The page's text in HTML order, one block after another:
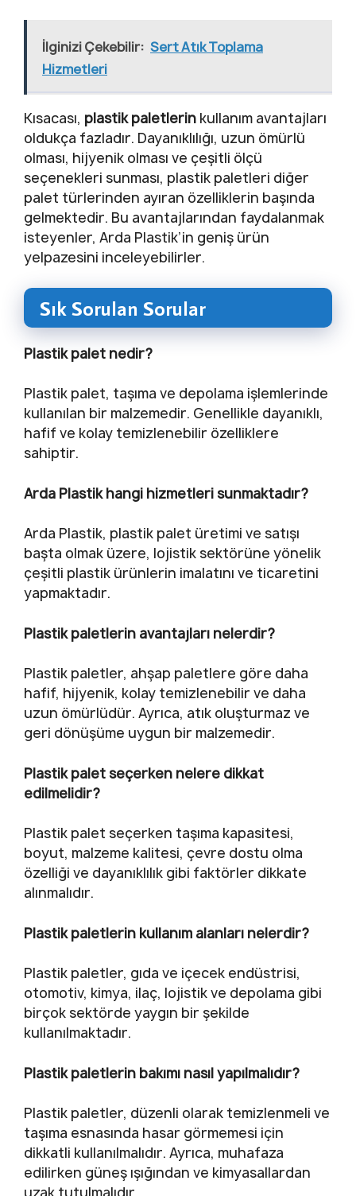
İlginizi Çekebilir: Sert Atık Toplama
Hizmetleri
Kısacası, plastik paletlerin kullanım avantajları
oldukça fazladır. Dayanıklılığı, uzun ömürlü
olması, hijyenik olması ve çeşitli ölçü
seçenekleri sunması, plastik paletleri diğer
palet türlerinden ayıran özelliklerin başında
gelmektedir. Bu avantajlarından faydalanmak
isteyenler, Arda Plastik’in geniş ürün
yelpazesini inceleyebilirler.
Sık Sorulan Sorular
Plastik palet nedir?
Plastik palet, taşıma ve depolama işlemlerinde
kullanılan bir malzemedir. Genellikle dayanıklı,
hafif ve kolay temizlenebilir özelliklere
sahiptir.
Arda Plastik hangi hizmetleri sunmaktadır?
Arda Plastik, plastik palet üretimi ve satışı
başta olmak üzere, lojistik sektörüne yönelik
çeşitli plastik ürünlerin imalatını ve ticaretini
yapmaktadır.
Plastik paletlerin avantajları nelerdir?
Plastik paletler, ahşap paletlere göre daha
hafif, hijyenik, kolay temizlenebilir ve daha
uzun ömürlüdür. Ayrıca, atık oluşturmaz ve
geri dönüşüme uygun bir malzemedir.
Plastik palet seçerken nelere dikkat
edilmelidir?
Plastik palet seçerken taşıma kapasitesi,
boyut, malzeme kalitesi, çevre dostu olma
özelliği ve dayanıklılık gibi faktörler dikkate
alınmalıdır.
Plastik paletlerin kullanım alanları nelerdir?
Plastik paletler, gıda ve içecek endüstrisi,
otomotiv, kimya, ilaç, lojistik ve depolama gibi
birçok sektörde yaygın bir şekilde
kullanılmaktadır.
Plastik paletlerin bakımı nasıl yapılmalıdır?
Plastik paletler, düzenli olarak temizlenmeli ve
taşıma esnasında hasar görmemesi için
dikkatli kullanılmalıdır. Ayrıca, muhafaza
edilirken güneş ışığından ve kimyasallardan